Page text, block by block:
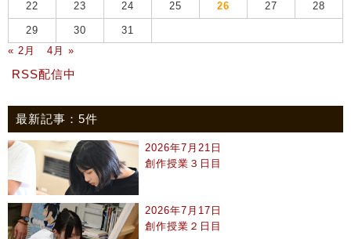
22 23 24 25 26 27 28
29 30
31
« 2月
4月 »
RSS配信中
最新記事：5件
2026年7月21日
創作授業３日目
2026年7月17日
創作授業２日目